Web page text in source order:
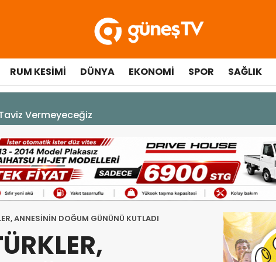
RUM KESIMI DÜNYA EKONOMI SPOR SAĞLIK
DEK YAŞAYACAK”
ANNESİNİN DOĞUM GÜNÜNÜ KUTLADI